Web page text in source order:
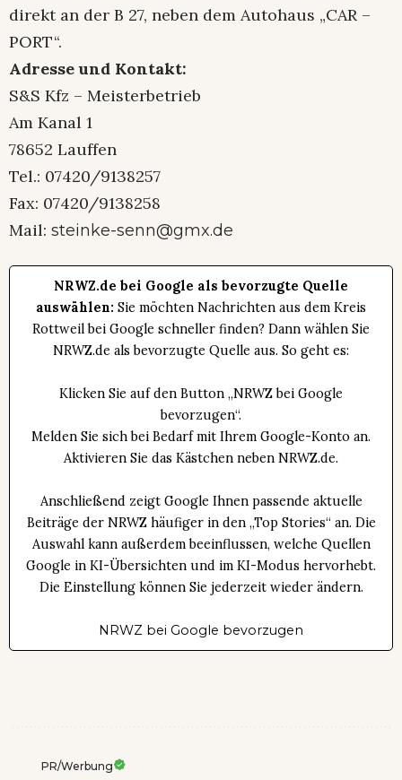
direkt an der B 27, neben dem Autohaus „CAR –
PORT“.
Adresse und Kontakt:
S&S Kfz – Meisterbetrieb
Am Kanal 1
78652 Lauffen
Tel.: 07420/9138257
Fax: 07420/9138258
Mail: steinke-senn@gmx.de
NRWZ.de bei Google als bevorzugte Quelle
auswählen: Sie möchten Nachrichten aus dem Kreis
Rottweil bei Google schneller finden? Dann wählen Sie
NRWZ.de als bevorzugte Quelle aus. So geht es:
Klicken Sie auf den Button „NRWZ bei Google
bevorzugen“.
Melden Sie sich bei Bedarf mit Ihrem Google-Konto an.
Aktivieren Sie das Kästchen neben NRWZ.de.
Anschließend zeigt Google Ihnen passende aktuelle
Beiträge der NRWZ häufiger in den „Top Stories“ an. Die
Auswahl kann außerdem beeinflussen, welche Quellen
Google in KI-Übersichten und im KI-Modus hervorhebt.
Die Einstellung können Sie jederzeit wieder ändern.
NRWZ bei Google bevorzugen
PR/Werbung